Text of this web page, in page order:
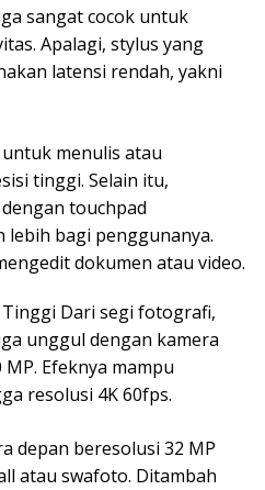
sangat cocok untuk
Apalagi, stylus yang
latensi rendah, yakni
menulis atau
tinggi. Selain itu,
touchpad
lebih bagi penggunanya.
dokumen atau video.
Dari segi fotografi,
unggul dengan kamera
Efeknya mampu
resolusi 4K 60fps.
depan beresolusi 32 MP
atau swafoto. Ditambah